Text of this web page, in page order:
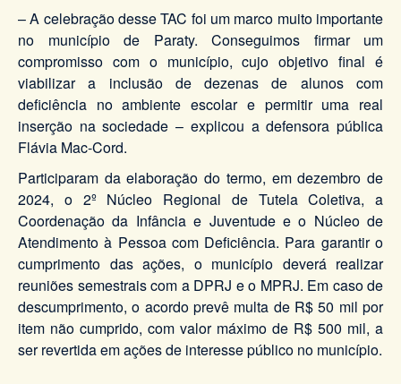
– A celebração desse TAC foi um marco muito importante
no município de Paraty. Conseguimos firmar um
compromisso com o município, cujo objetivo final é
viabilizar a inclusão de dezenas de alunos com
deficiência no ambiente escolar e permitir uma real
inserção na sociedade – explicou a defensora pública
Flávia Mac-Cord.
Participaram da elaboração do termo, em dezembro de
2024, o 2º Núcleo Regional de Tutela Coletiva, a
Coordenação da Infância e Juventude e o Núcleo de
Atendimento à Pessoa com Deficiência. Para garantir o
cumprimento das ações, o município deverá realizar
reuniões semestrais com a DPRJ e o MPRJ. Em caso de
descumprimento, o acordo prevê multa de R$ 50 mil por
item não cumprido, com valor máximo de R$ 500 mil, a
ser revertida em ações de interesse público no município.